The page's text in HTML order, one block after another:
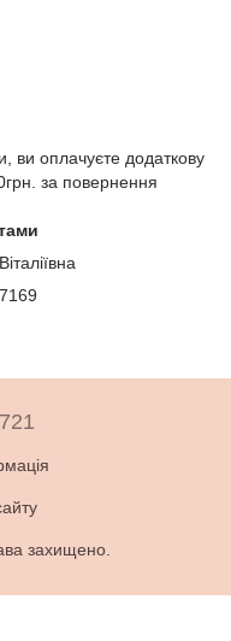
ви оплачуєте додаткову
за повернення
захищено.